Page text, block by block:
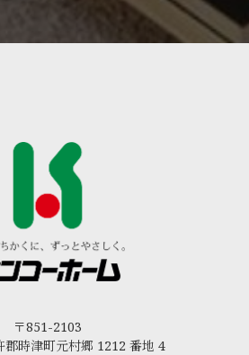
〒851-2103
郡時津町元村郷 1212 番地 4